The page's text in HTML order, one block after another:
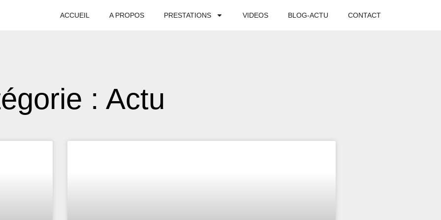
ACCUEIL A PROPOS PRESTATIONS VIDEOS BLOG-ACTU CONTACT
: Actu